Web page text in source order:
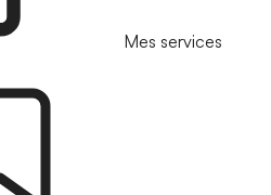
Mes services